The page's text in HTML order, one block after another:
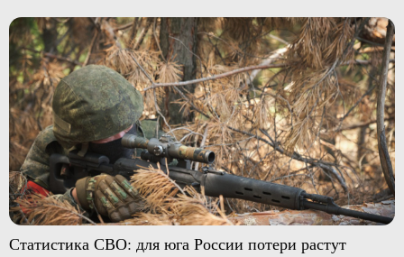
Статистика СВО: для юга России потери растут